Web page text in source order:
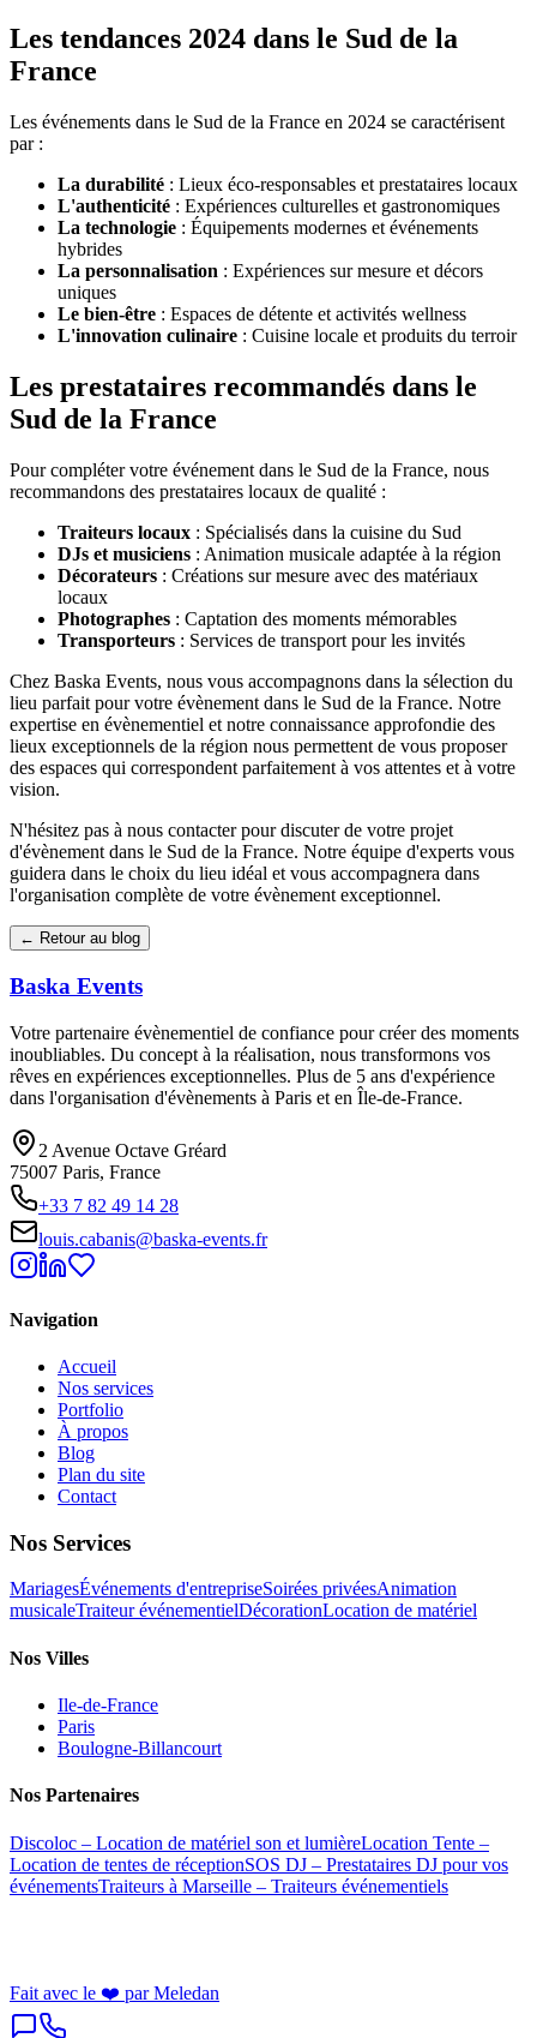
Les tendances 2024 dans le Sud de la
France
Les événements dans le Sud de la France en 2024 se caractérisent
par :
La durabilité : Lieux éco-responsables et prestataires locaux
L'authenticité : Expériences culturelles et gastronomiques
La technologie : Équipements modernes et événements
hybrides
La personnalisation : Expériences sur mesure et décors
uniques
Le bien-être : Espaces de détente et activités wellness
L'innovation culinaire : Cuisine locale et produits du terroir
Les prestataires recommandés dans le
Sud de la France
Pour compléter votre événement dans le Sud de la France, nous
recommandons des prestataires locaux de qualité :
Traiteurs locaux : Spécialisés dans la cuisine du Sud
DJs et musiciens : Animation musicale adaptée à la région
Décorateurs : Créations sur mesure avec des matériaux
locaux
Photographes : Captation des moments mémorables
Transporteurs : Services de transport pour les invités
Chez Baska Events, nous vous accompagnons dans la sélection du
lieu parfait pour votre évènement dans le Sud de la France. Notre
expertise en évènementiel et notre connaissance approfondie des
lieux exceptionnels de la région nous permettent de vous proposer
des espaces qui correspondent parfaitement à vos attentes et à votre
vision.
N'hésitez pas à nous contacter pour discuter de votre projet
d'évènement dans le Sud de la France. Notre équipe d'experts vous
guidera dans le choix du lieu idéal et vous accompagnera dans
l'organisation complète de votre évènement exceptionnel.
← Retour au blog
Baska Events
Votre partenaire évènementiel de confiance pour créer des moments
inoubliables. Du concept à la réalisation, nous transformons vos
rêves en expériences exceptionnelles. Plus de 5 ans d'expérience
dans l'organisation d'évènements à Paris et en Île-de-France.
2 Avenue Octave Gréard
75007 Paris, France
+33 7 82 49 14 28
louis.cabanis@baska-events.fr
Navigation
Accueil
Nos services
Portfolio
À propos
Blog
Plan du site
Contact
Nos Services
MariagesÉvénements d'entrepriseSoirées privéesAnimation
musicaleTraiteur événementielDécorationLocation de matériel
Nos Villes
Ile-de-France
Paris
Boulogne-Billancourt
Nos Partenaires
Discoloc – Location de matériel son et lumièreLocation Tente –
Location de tentes de réceptionSOS DJ – Prestataires DJ pour vos
événementsTraiteurs à Marseille – Traiteurs événementiels
Fait avec le ❤️ par Meledan